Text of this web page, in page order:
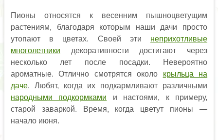
Пионы относятся к весенним пышноцветущим
растениям, благодаря которым наши дачи просто
утопают в цветах. Своей эти неприхотливые
многолетники декоративности достигают через
несколько лет после посадки. Невероятно
ароматные. Отлично смотрятся около крыльца на
даче. Любят, когда их подкармливают различными
народными подкормками и настоями, к примеру,
старой заваркой. Время, когда цветут пионы —
начало июня.